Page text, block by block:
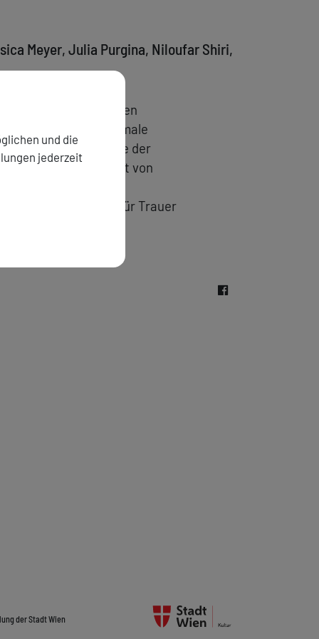
Meyer, Julia Purgina, Niloufar Shiri,
eines der iranischen
mit der Iranian Female
vergeben. Einige der
entsteht ein Geflecht von
ebenso wird Raum für Trauer
der Stadt Wien
und die
jederzeit